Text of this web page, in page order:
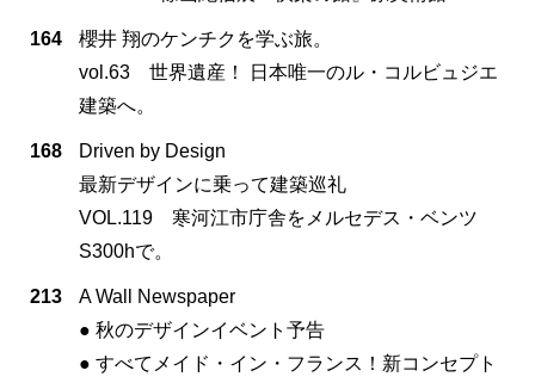
164
櫻井 翔のケンチクを学ぶ旅。
vol.63 世界遺産！ 日本唯一のル・コルビュジエ
建築へ。
168
Driven by Design
最新デザインに乗って建築巡礼
VOL.119 寒河江市庁舎をメルセデス・ベンツ
S300hで。
213
A Wall Newspaper
● 秋のデザインイベント予告
● すべてメイド・イン・フランス！新コンセプト